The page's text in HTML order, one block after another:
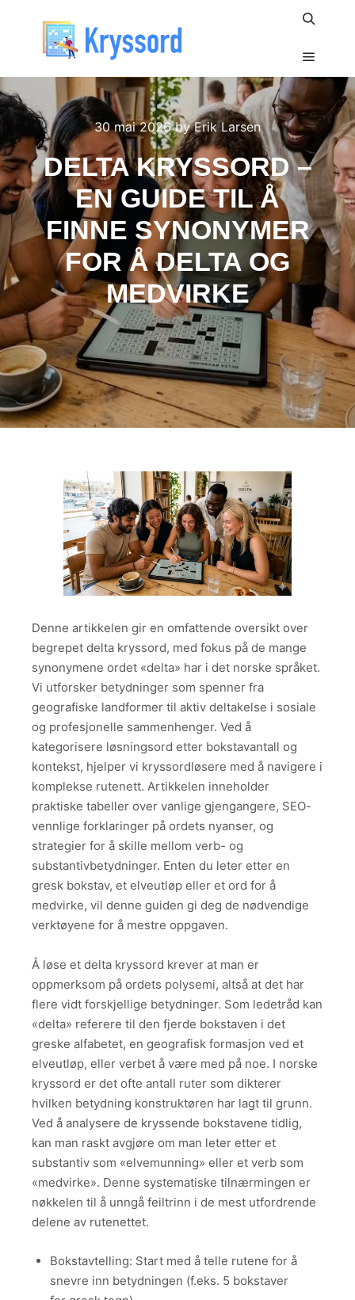
Main
30 mai 2026byErik Larsen
DELTA KRYSSORD –
EN GUIDE TIL Å
FINNE SYNONYMER
FOR Å DELTA OG
MEDVIRKE
Denne artikkelen gir en omfattende oversikt over
begrepet delta kryssord, med fokus på de mange
synonymene ordet «delta» har i det norske språket.
Vi utforsker betydninger som spenner fra
geografiske landformer til aktiv deltakelse i sosiale
og profesjonelle sammenhenger. Ved å
kategorisere løsningsord etter bokstavantall og
kontekst, hjelper vi kryssordløsere med å navigere i
komplekse rutenett. Artikkelen inneholder
praktiske tabeller over vanlige gjengangere, SEO-
vennlige forklaringer på ordets nyanser, og
strategier for å skille mellom verb- og
substantivbetydninger. Enten du leter etter en
gresk bokstav, et elveutløp eller et ord for å
medvirke, vil denne guiden gi deg de nødvendige
verktøyene for å mestre oppgaven.
Å løse et delta kryssord krever at man er
oppmerksom på ordets polysemi, altså at det har
flere vidt forskjellige betydninger. Som ledetråd kan
«delta» referere til den fjerde bokstaven i det
greske alfabetet, en geografisk formasjon ved et
elveutløp, eller verbet å være med på noe. I norske
kryssord er det ofte antall ruter som dikterer
hvilken betydning konstruktøren har lagt til grunn.
Ved å analysere de kryssende bokstavene tidlig,
kan man raskt avgjøre om man leter etter et
substantiv som «elvemunning» eller et verb som
«medvirke». Denne systematiske tilnærmingen er
nøkkelen til å unngå feiltrinn i de mest utfordrende
delene av rutenettet.
Bokstavtelling: Start med å telle rutene for å
snevre inn betydningen (f.eks. 5 bokstaver